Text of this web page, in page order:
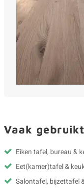
Vaak
Eiken tafel, bureau &
Eet(kamer)tafel &
Salontafel, bijzettafel